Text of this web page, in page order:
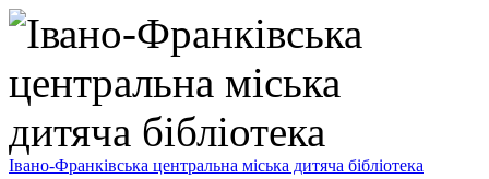
Івано-Франківська центральна міська дитяча бібліотека